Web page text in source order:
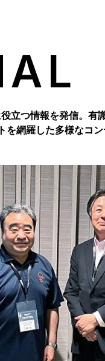
立つ情報を発信。有
網羅した多様なコン